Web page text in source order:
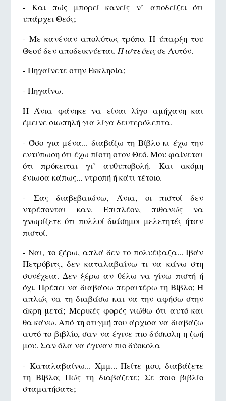
- Και πώς μπορεί κανείς ν’ αποδείξει ότι
υπάρχει Θεός;
- Με κανέναν απολύτως τρόπο. Η ύπαρξη του
Θεού δεν αποδεικνύεται. Πιστεύειςσε Αυτόν.
- Πηγαίνετε στην Εκκλησία;
- Πηγαίνω.
Η Άνια φάνηκε να είναι λίγο αμήχανη και
έμεινε σιωπηλή για λίγα δευτερόλεπτα.
- Όσο για μένα... διαβάζω τη Βίβλο κι έχω την
εντύπωση ότι έχω πίστη στον Θεό. Μου φαίνεται
ότι πρόκειται γι’ αυθυποβολή. Και ακόμη
ένιωσα κάπως... ντροπή ή κάτι τέτοιο.
- Σας διαβεβαιώνω, Άνια, οι πιστοί δεν
ντρέπονται καν. Επιπλέον, πιθανώς να
γνωρίζετε ότι πολλοί διάσημοι μελετητές ήταν
πιστοί.
- Ναι, το ξέρω, απλά δεν το πολυέψαξα... Ιβάν
Πετρόβιτς, δεν καταλαβαίνω τι να κάνω στη
συνέχεια. Δεν ξέρω αν θέλω να γίνω πιστή ή
όχι. Πρέπει να διαβάσω περαιτέρω τη Βίβλο; Ή
απλώς να τη διαβάσω και να την αφήσω στην
άκρη μετά; Μερικές φορές νιώθω ότι αυτό και
θα κάνω. Από τη στιγμή που άρχισα να διαβάζω
αυτό το βιβλίο, σαν να έγινε πιο δύσκολη η ζωή
μου. Σαν όλα να έγιναν πιο δύσκολα
- Καταλαβαίνω... Χμμ... Πείτε μου, διαβάζετε
τη Βίβλο; Πώς τη διαβάζετε; Σε ποιο βιβλίο
σταματήσατε;